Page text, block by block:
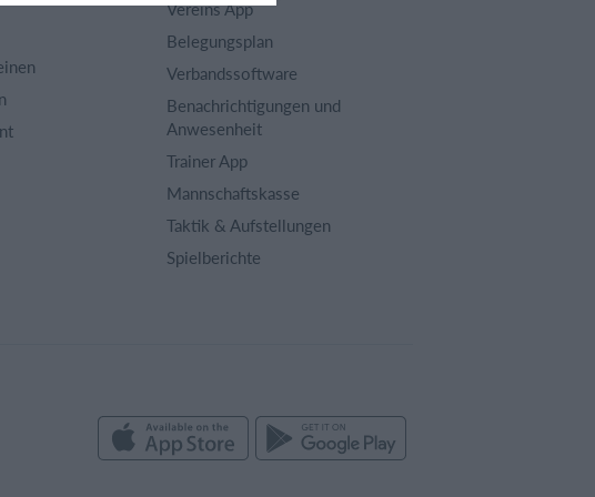
Vereins App
Belegungsplan
Verbandssoftware
Benachrichtigungen und
Anwesenheit
Trainer App
Mannschaftskasse
Taktik & Aufstellungen
Spielberichte